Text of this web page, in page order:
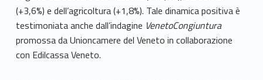
(+3,6%) e dell’agricoltura (+1,8%). Tale dinamica positiva è
testimoniata anche dall’indagine VenetoCongiuntura
promossa da Unioncamere del Veneto in collaborazione
con Edilcassa Veneto.